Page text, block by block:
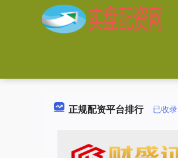
正规配资平台排行 已收录